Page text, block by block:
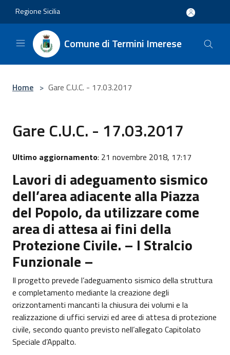
Regione Sicilia
Comune di Termini Imerese
Home > Gare C.U.C. - 17.03.2017
Gare C.U.C. - 17.03.2017
Ultimo aggiornamento: 21 novembre 2018, 17:17
Lavori di adeguamento sismico
dell’area adiacente alla Piazza
del Popolo, da utilizzare come
area di attesa ai fini della
Protezione Civile. – I Stralcio
Funzionale –
Il progetto prevede l’adeguamento sismico della struttura
e completamento mediante la creazione degli
orizzontamenti mancanti la chiusura dei volumi e la
realizzazione di uffici servizi ed aree di attesa di protezione
civile, secondo quanto previsto nell’allegato Capitolato
Speciale d’Appalto.